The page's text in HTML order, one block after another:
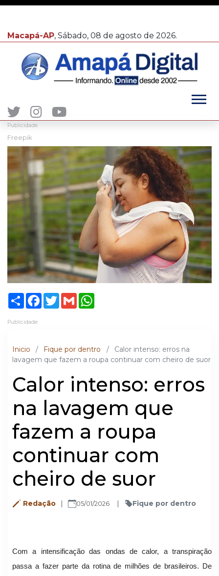
Macapá-AP, Sábado, 08 de agosto de 2026.
Publicidade
Freepik
ShareFacebook
TwitterGmail
Publicidade
Inicio / Fique por dentro /
Calor intenso: erros na
lavagem que fazem a roupa continuar com cheiro de suor
Calor intenso: erros
na lavagem que
fazem a roupa
continuar com
cheiro de suor
Redação 05/01/2026 Fique por dentro
Com a intensificação das ondas de calor, a transpiração
passa a fazer parte da rotina de milhões de brasileiros. De